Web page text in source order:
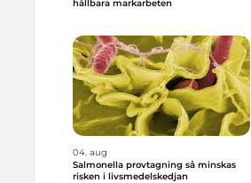
hållbara markarbeten
04. aug
Salmonella provtagning så minskas
risken i livsmedelskedjan